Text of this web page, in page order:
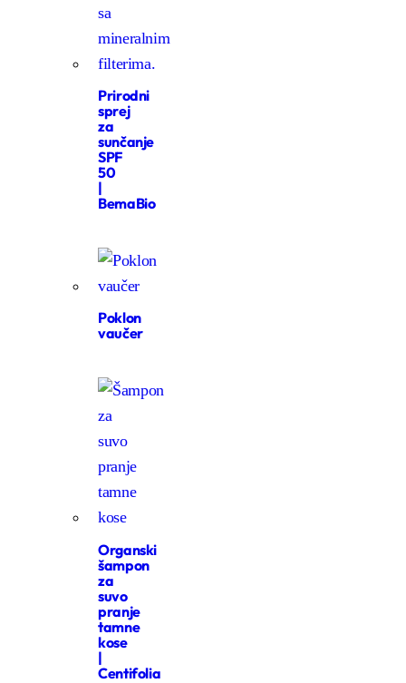
Prirodni
sprej
za
sunčanje
SPF
50
|
BemaBio
Poklon
vaučer
Organski
šampon
za
suvo
pranje
tamne
kose
|
Centifolia